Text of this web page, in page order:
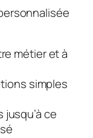
métier et à
simples
ce